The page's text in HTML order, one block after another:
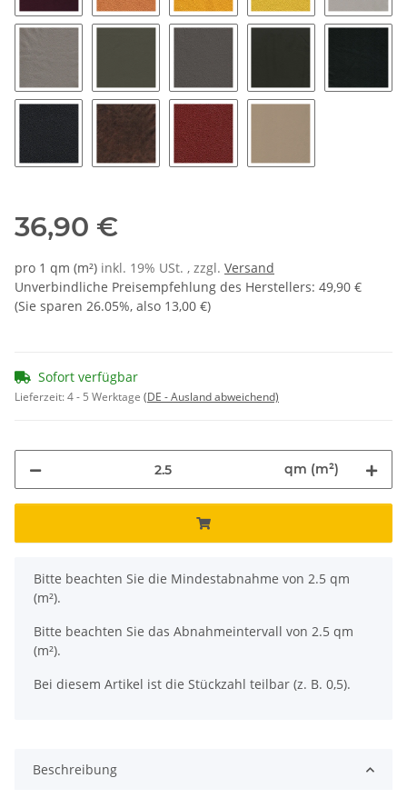
5000 - bordeaux6100 - aprikose6150 - papaya6200 - zitrone7000 -
7050 - stein 7080 - elefant7100 - grau 7130 - dunkelgrau
36,90 €
pro 1 qm (m²) inkl. 19% USt. , zzgl. Versand
Unverbindliche Preisempfehlung des Herstellers: 49,90 €
(Sie sparen 26.05%, also 13,00 €)
Sofort verfügbar
Lieferzeit:4 - 5 Werktage (DE - Ausland abweichend)
qm (m²)
x
Bitte beachten Sie die Mindestabnahme von 2.5 qm
(m²).
Bitte beachten Sie das Abnahmeintervall von 2.5 qm
(m²).
Bei diesem Artikel ist die Stückzahl teilbar (z. B. 0,5).
Beschreibung